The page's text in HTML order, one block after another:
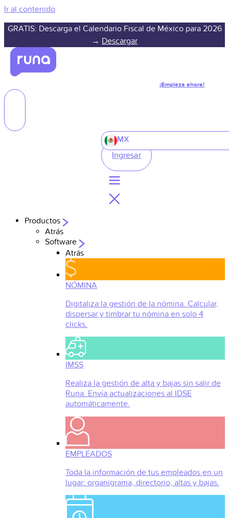
Ir al contenido
GRATIS: Descarga el Calendario Fiscal de México para 2026
→ Descargar
¡Empieza ahora!
MX
Ingresar
Productos
Atrás
Software
Atrás
NÓMINA
Digitaliza la gestión de la nómina. Calcular,
dispersar y timbrar tu nómina en solo 4
clicks.
IMSS
Realiza la gestión de alta y bajas sin salir de
Runa. Envía actualizaciones al IDSE
automáticamente.
EMPLEADOS
Toda la información de tus empleados en un
lugar: organigrama, directorio, altas y bajas.